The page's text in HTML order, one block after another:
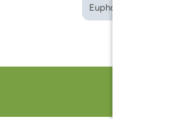
Euphorbia milii large leaf